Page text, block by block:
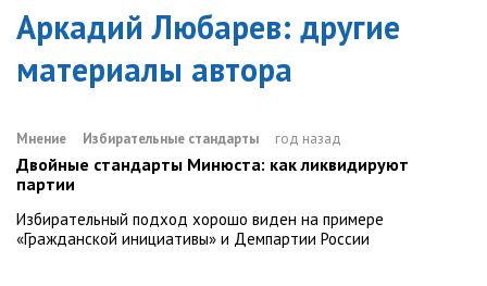
Аркадий Любарев: другие
материалы автора
Мнение Избирательные стандарты год назад
Двойные стандарты Минюста: как ликвидируют
партии
Избирательный подход хорошо виден на примере
«Гражданской инициативы» и Демпартии России